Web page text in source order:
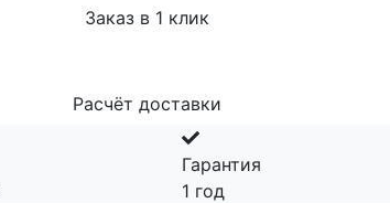
Заказ в 1 клик
Расчёт доставки
Гарантия
1 год